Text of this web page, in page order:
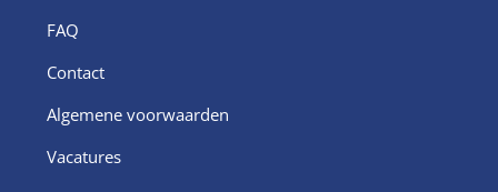
FAQ
Contact
Algemene voorwaarden
Vacatures